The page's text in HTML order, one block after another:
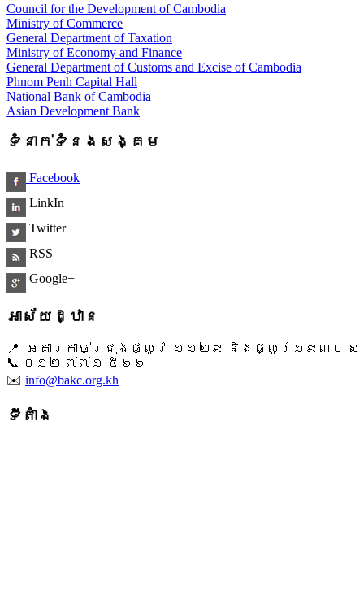
Council for the Development of Cambodia
Ministry of Commerce
General Department of Taxation
Ministry of Economy and Finance
General Department of Customs and Excise of Cambodia
Phnom Penh Capital Hall
National Bank of Cambodia
Asian Development Bank
ទំនាក់ទំនងសង្គម
Facebook
LinkIn
Twitter
RSS
Google+
អាស័យដ្ឋាន
📍 អគារកាច់ជ្រុងផ្លូវ ១១២៩ និងផ្លូវ១៩៣០ ស
📞 ​០១២ ៧៧១ ៥៦៦
✉️ info@bakc.org.kh
ទីតាំង